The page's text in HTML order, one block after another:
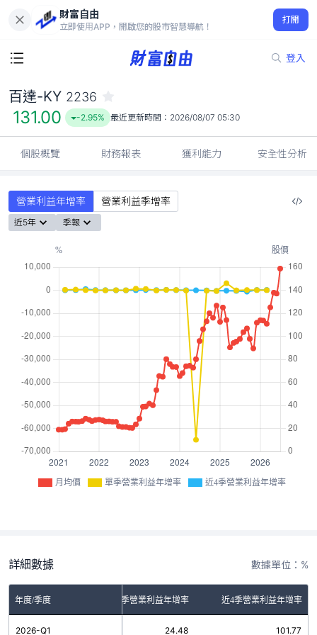
財富自由
立即使用APP，開啟您的股市智慧導航！
打開
登入
131.00
-2.95%
百達-KY 2236
131.00 -2.95% 最近更新時間： 2026/08/07 05:30
個股概覽 財務報表 獲利能力 安全性分析
營業利益年增率 營業利益季增率
近5年 季報
月均價 單季營業利益年增率 近4季營業利益年增率
詳細數據 數據單位：%
年度/季度 單季營業利益年增率 近4季營業利益年增率
2026-Q1 24.48 101.77